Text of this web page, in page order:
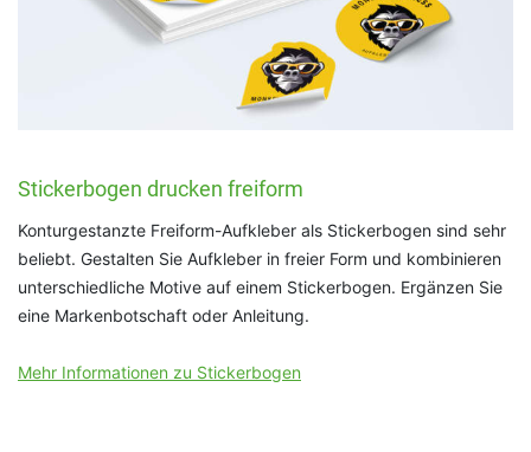
Stickerbogen drucken freiform
Konturgestanzte Freiform-Aufkleber als Stickerbogen sind sehr
beliebt. Gestalten Sie Aufkleber in freier Form und kombinieren
unterschiedliche Motive auf einem Stickerbogen. Ergänzen Sie
eine Markenbotschaft oder Anleitung.
Mehr Informationen zu Stickerbogen